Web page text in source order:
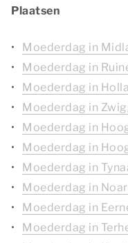
Plaatsen
Moederdag in
Moederdag in
Moederdag in
Moederdag in
Moederdag in
Moederdag in
Moederdag in
Moederdag in
Moederdag in
Moederdag in